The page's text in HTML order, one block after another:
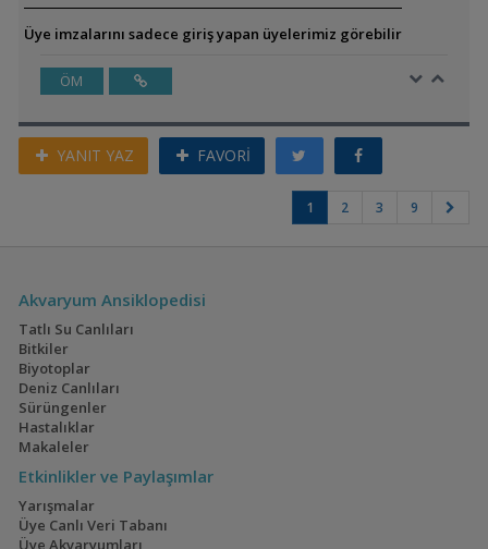
Üye imzalarını sadece giriş yapan üyelerimiz görebilir
ÖM
YANIT YAZ FAVORİ
1 2 3 9
Akvaryum Ansiklopedisi
Tatlı Su Canlıları
Bitkiler
Biyotoplar
Deniz Canlıları
Sürüngenler
Hastalıklar
Makaleler
Etkinlikler ve Paylaşımlar
Yarışmalar
Üye Canlı Veri Tabanı
Üye Akvaryumları